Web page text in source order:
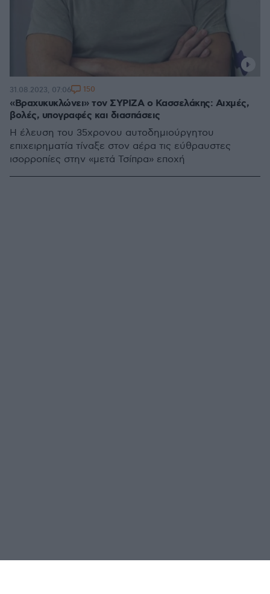
«Βραχυκυκλώνει» τον ΣΥΡΙΖΑ ο Κασσελάκης: Αιχμές,
βολές, υπογραφές και διασπάσεις
Η έλευση του 35χρονου αυτοδημιούργητου
επιχειρηματία τίναξε στον αέρα τις εύθραυστες
ισορροπίες στην «μετά Τσίπρα» εποχή
31.08.2023, 07:06 150